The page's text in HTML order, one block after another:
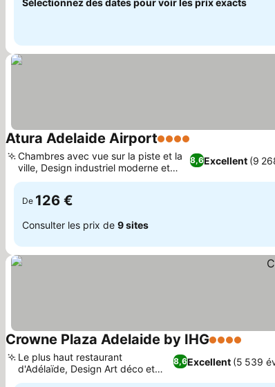
Sélectionnez des dates pour voir les prix exacts
Atura Adelaide Airport4 Étoiles
8,6Excellent (9
Chambres avec vue sur la piste et la
ville, Design industriel moderne et
original
De 126 €
Consulter les prix de 9 sites
Crowne Plaza Adelaide by IHG4 Étoiles
8,6Excellent (5 539
Le plus haut restaurant
d'Adélaïde, Design Art déco et
chic japonais